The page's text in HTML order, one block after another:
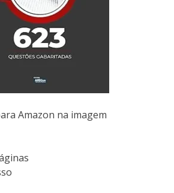
Amazon na imagem